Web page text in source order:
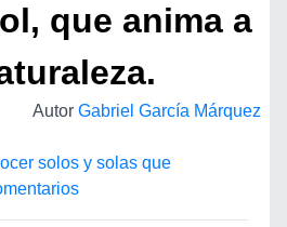
que anima a
Autor Gabriel García Márquez
solos y solas que